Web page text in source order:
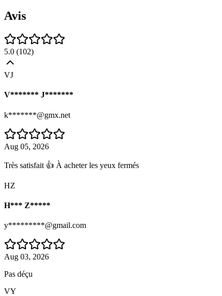
Avis
5.0 (102)
VJ
V******* J*******
k*******@gmx.net
Aug 05, 2026
Très satisfait 👍 À acheter les yeux fermés
HZ
H*** Z*****
y*********@gmail.com
Aug 03, 2026
Pas déçu
VY